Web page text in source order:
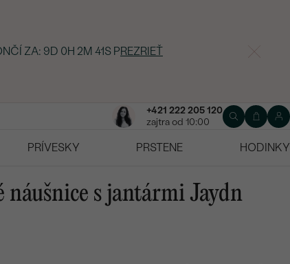
ZA: 9D 0H 2M 40S PREZRIEŤ
+421 222 205 120
zajtra od 10:00
PRÍVESKY PRSTENE
HODINKY
náušnice s jantármi Jaydn